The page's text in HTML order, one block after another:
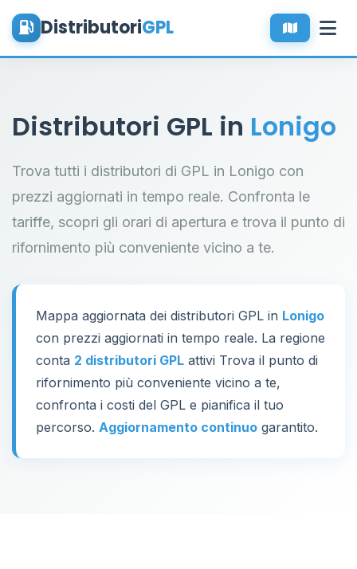
DistributoriGPL
Distributori GPL in Lonigo
Trova tutti i distributori di GPL in Lonigo con
prezzi aggiornati in tempo reale. Confronta le
tariffe, scopri gli orari di apertura e trova il punto di
rifornimento più conveniente vicino a te.
Mappa aggiornata dei distributori GPL in Lonigo
con prezzi aggiornati in tempo reale. La regione
conta 2 distributori GPL attivi Trova il punto di
rifornimento più conveniente vicino a te,
confronta i costi del GPL e pianifica il tuo
percorso. Aggiornamento continuo garantito.